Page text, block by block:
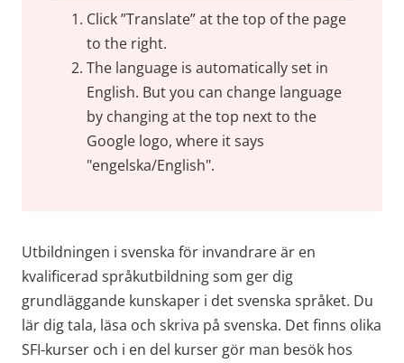
Click ”Translate” at the top of the page
to the right.
The language is automatically set in
English. But you can change language
by changing at the top next to the
Google logo, where it says
"engelska/English".
Utbildningen i svenska för invandrare är en
kvalificerad språkutbildning som ger dig
grundläggande kunskaper i det svenska språket. Du
lär dig tala, läsa och skriva på svenska. Det finns olika
SFI-kurser och i en del kurser gör man besök hos